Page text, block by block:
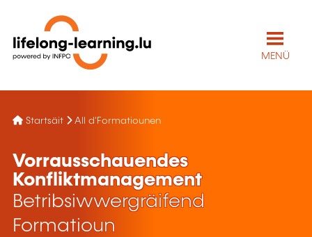
MENÜ
Startsäit All d'Formatiounen
Vorrausschauendes
Konfliktmanagement
Betribsiwwergräifend
Formatioun